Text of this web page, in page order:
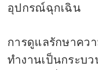
อุปกรณ์ฉุกเฉิน
การดูแลรักษาคว
ทำงานเป็นกระบ